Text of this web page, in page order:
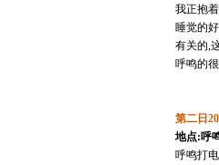
我正抱
睡觉的
有关的,
呼鸣的
第二日
地点:呼
呼鸣打